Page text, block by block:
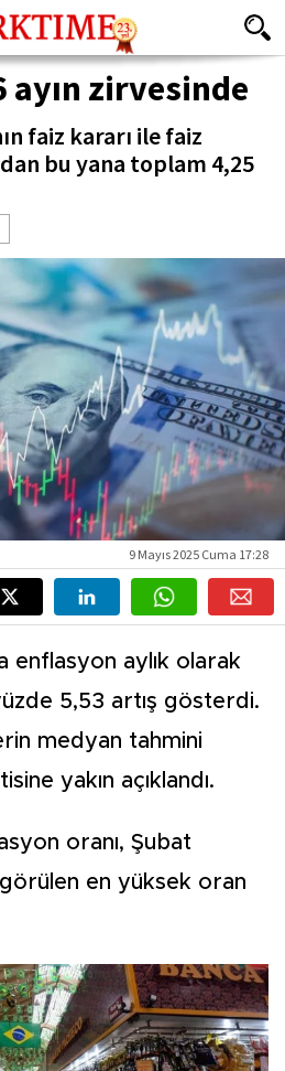
ayın zirvesinde
faiz kararı ile faiz
bu yana toplam 4,25
9 Mayıs 2025 Cuma 17:28
enflasyon aylık olarak
5,53 artış gösterdi.
medyan tahmini
yakın açıklandı.
oranı, Şubat
en yüksek oran